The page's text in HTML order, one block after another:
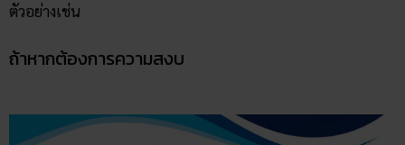
ตัวอย่างเช่น
ถ้าหากต้องการความสงบ